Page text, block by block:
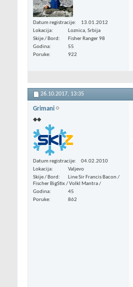
Datum registracije
13.01.2012
Lokacija
Loznica, Srbija
Skije / Bord
Fisher Ranger 98
Godina
55
Poruke
922
26.10.2017, 13:35
Grimani
◆◆
Datum registracije
04.02.2010
Lokacija
Valjevo
Skije / Bord
Line Sir Francis Bacon /
Fischer BigStix / Volkl Mantra /
Godina
45
Poruke
862